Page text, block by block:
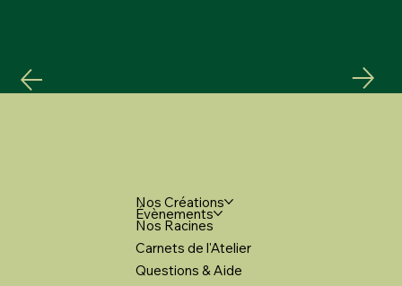
Nos Créations
Évènements
Nos Racines
Carnets de l'Atelier
Questions & Aide